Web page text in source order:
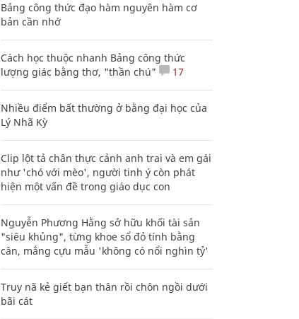
Bảng công thức đạo hàm nguyên hàm cơ
bản cần nhớ
Cách học thuộc nhanh Bảng công thức
lượng giác bằng thơ, "thần chú"
17
Nhiều điểm bất thường ở bằng đại học của
Lý Nhã Kỳ
Clip lột tả chân thực cảnh anh trai và em gái
như 'chó với mèo', người tinh ý còn phát
hiện một vấn đề trong giáo dục con
Nguyễn Phương Hằng sở hữu khối tài sản
"siêu khủng", từng khoe sổ đỏ tính bằng
cân, mắng cựu mẫu 'không có nổi nghìn tỷ'
Truy nã kẻ giết bạn thân rồi chôn ngồi dưới
bãi cát